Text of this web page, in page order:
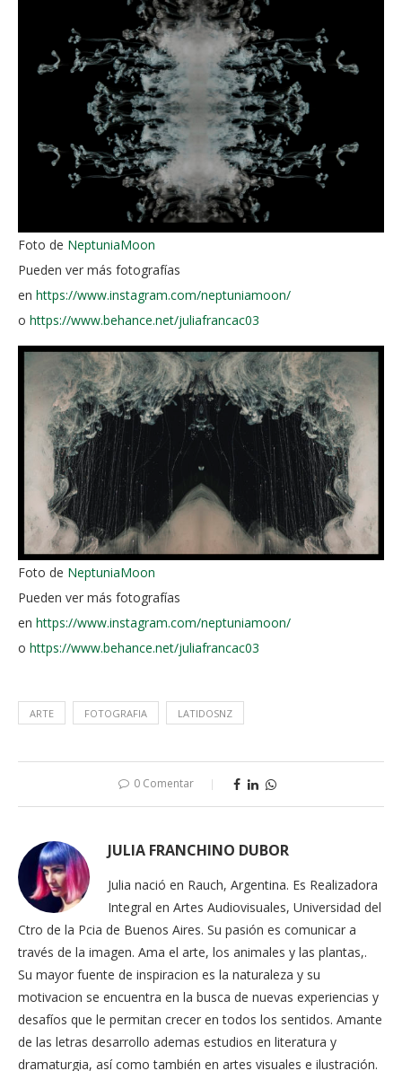
Foto de NeptuniaMoon
Pueden ver más fotografías
en https://www.instagram.com/neptuniamoon/
o https://www.behance.net/juliafrancac03
Foto de NeptuniaMoon
Pueden ver más fotografías
en https://www.instagram.com/neptuniamoon/
o https://www.behance.net/juliafrancac03
ARTE FOTOGRAFIA LATIDOSNZ
0 Comentar
JULIA FRANCHINO DUBOR
Julia nació en Rauch, Argentina. Es Realizadora
Integral en Artes Audiovisuales, Universidad del
Ctro de la Pcia de Buenos Aires. Su pasión es comunicar a
través de la imagen. Ama el arte, los animales y las plantas,.
Su mayor fuente de inspiracion es la naturaleza y su
motivacion se encuentra en la busca de nuevas experiencias y
desafíos que le permitan crecer en todos los sentidos. Amante
de las letras desarrollo ademas estudios en literatura y
dramaturgia, así como también en artes visuales e ilustración.